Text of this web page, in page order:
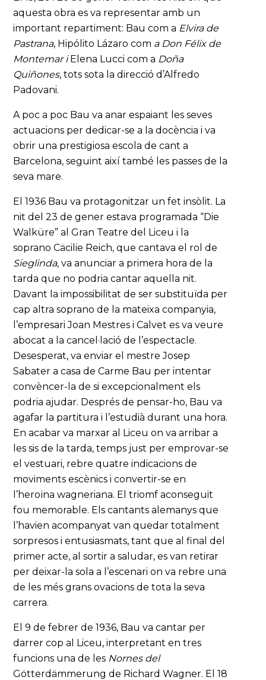
aquesta obra es va representar amb un
important repartiment: Bau com a Elvira de
Pastrana, Hipólito Lázaro com a Don Félix de
MontemariElena Lucci com a Doña
Quiñones, tots sota la direcció d’Alfredo
Padovani.
A poc a poc Bau va anar espaiant les seves
actuacions per dedicar-se a la docència i va
obrir una prestigiosa escola de cant a
Barcelona, seguint així també les passes de la
seva mare.
El 1936 Bau va protagonitzar un fet insòlit. La
nit del 23 de gener estava programada “Die
Walküre” al Gran Teatre del Liceu i la
soprano Cäcilie Reich, que cantava el rol de
Sieglinda, va anunciar a primera hora de la
tarda que no podria cantar aquella nit.
Davant la impossibilitat de ser substituïda per
cap altra soprano de la mateixa companyia,
l’empresari Joan Mestres i Calvet es va veure
abocat a la cancel·lació de l’espectacle.
Desesperat, va enviar el mestre Josep
Sabater a casa de Carme Bau per intentar
convèncer-la de si excepcionalment els
podria ajudar. Després de pensar-ho, Bau va
agafar la partitura i l’estudià durant una hora.
En acabar va marxar al Liceu on va arribar a
les sis de la tarda, temps just per emprovar-se
el vestuari, rebre quatre indicacions de
moviments escènics i convertir-se en
l’heroïna wagneriana. El triomf aconseguit
fou memorable. Els cantants alemanys que
l’havien acompanyat van quedar totalment
sorpresos i entusiasmats, tant que al final del
primer acte, al sortir a saludar, es van retirar
per deixar-la sola a l’escenari on va rebre una
de les més grans ovacions de tota la seva
carrera.
El 9 de febrer de 1936, Bau va cantar per
darrer cop al Liceu, interpretant en tres
funcions una de les Nornes del
Götterdämmerung de Richard Wagner. El 18